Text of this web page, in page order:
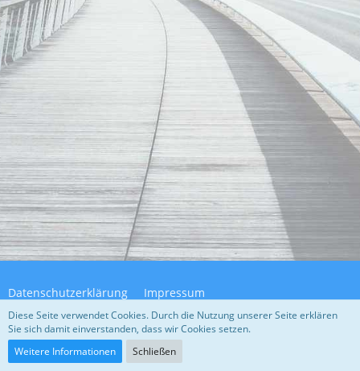
Datenschutzerklärung Impressum
Community-Software:
Diese Seite verwendet Cookies. Durch die Nutzung unserer Seite erklären
Sie sich damit einverstanden, dass wir Cookies setzen.
Weitere Informationen
Schließen